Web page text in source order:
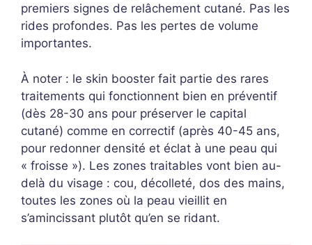
premiers signes de relâchement cutané. Pas les
rides profondes. Pas les pertes de volume
importantes.
À noter : le skin booster fait partie des rares
traitements qui fonctionnent bien en préventif
(dès 28-30 ans pour préserver le capital
cutané) comme en correctif (après 40-45 ans,
pour redonner densité et éclat à une peau qui
« froisse »). Les zones traitables vont bien au-
delà du visage : cou, décolleté, dos des mains,
toutes les zones où la peau vieillit en
s’amincissant plutôt qu’en se ridant.